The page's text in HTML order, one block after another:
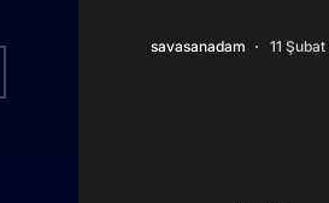
savasanadam 11